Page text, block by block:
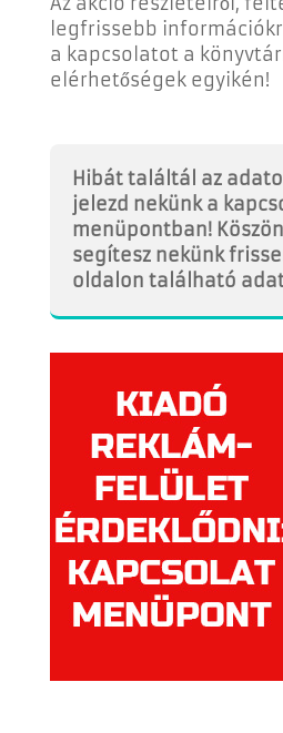
legfrissebb
a kapcsolatot a
elérhetőségek egyikén!
Hibát találtál az
jelezd nekünk a
menüpontban!
segítesz nekünk
oldalon található